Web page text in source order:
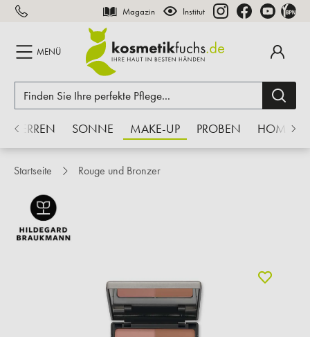
springen Magazin Institut
MENÜ
HERREN SONNE MAKE-UP PROBEN HOME
Startseite Rouge und Bronzer